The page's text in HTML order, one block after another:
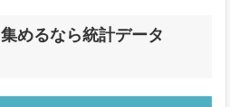
めるなら統計データ